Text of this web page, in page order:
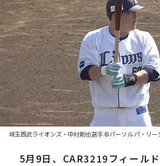
動画
日程・結果
順位表･成績
1軍公式戦
ファーム東地区
選手名鑑
選手名鑑トップ
北海道日本ハムファイター
ニュース
埼玉西武ライオンズ・中村剛也選手 ©パーソル パ・リー
5月9日、CAR3219フィール